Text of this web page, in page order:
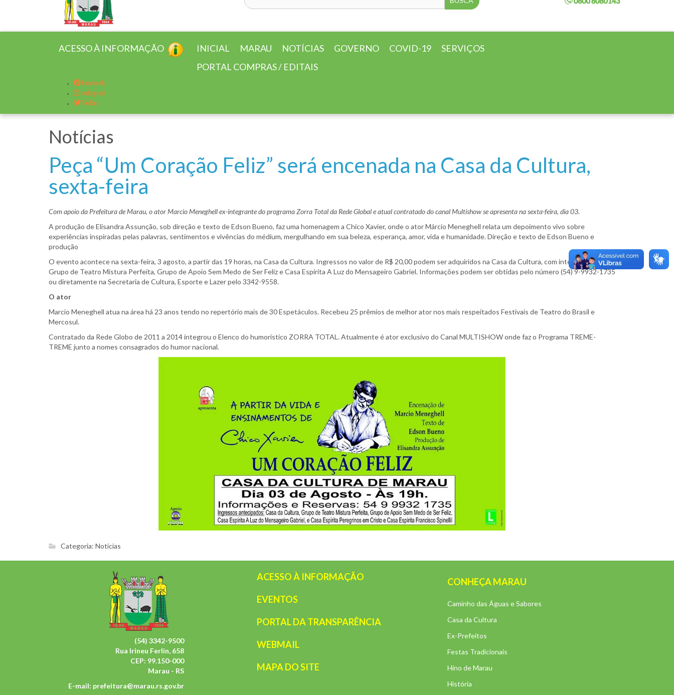
ACESSO À INFORMAÇÃO INICIAL MARAU NOTÍCIAS GOVERNO COVID-19
SERVIÇOS
PORTAL COMPRAS / EDITAIS
Facebook
Instagram
Twitter
Notícias
Peça “Um Coração Feliz” será encenada na Casa da Cultura,
sexta-feira
Com apoio da Prefeitura de Marau, o ator Marcio Meneghell ex-integrante do programa Zorra Total da Rede Global e atual contratado do canal Multishow se apresenta na sexta-feira, dia 03.
A produção de Elisandra Assunção, sob direção e texto de Edson Bueno, faz uma homenagem a Chico Xavier, onde o ator Márcio Meneghell relata um depoimento vivo sobre
experiências inspiradas pelas palavras, sentimentos e vivências do médium, mergulhando em sua beleza, esperança, amor, vida e humanidade. Direção e texto de Edson Bueno e
produção
O evento acontece na sexta-feira, 3 agosto, a partir das 19 horas, na Casa da Cultura. Ingressos no valor de R$ 20,00 podem ser adquiridos na Casa da Cultura, com integrantes do
Grupo de Teatro Mistura Perfeita, Grupo de Apoio Sem Medo de Ser Feliz e Casa Espírita A Luz do Mensageiro Gabriel. Informações podem ser obtidas pelo número (54) 9-9932-1735
ou diretamente na Secretaria de Cultura, Esporte e Lazer pelo 3342-9558.
O ator
Marcio Meneghell atua na área há 23 anos tendo no repertório mais de 30 Espetáculos. Recebeu 25 prêmios de melhor ator nos mais respeitados Festivais de Teatro do Brasil e
Mercosul.
Contratado da Rede Globo de 2011 a 2014 integrou o Elenco do humorístico ZORRA TOTAL. Atualmente é ator exclusivo do Canal MULTISHOW onde faz o Programa TREME-
TREME junto a nomes consagrados do humor nacional.
Categoria: Notícias
(54) 3342-9500
Rua Irineu Ferlin, 658
CEP: 99.150-000
Marau - RS
E-mail: prefeitura@marau.rs.gov.br
ACESSO À INFORMAÇÃO
EVENTOS
PORTAL DA TRANSPARÊNCIA
WEBMAIL
MAPA DO SITE
CONHEÇA MARAU
Caminho das Águas e Sabores
Casa da Cultura
Ex-Prefeitos
Festas Tradicionais
Hino de Marau
História